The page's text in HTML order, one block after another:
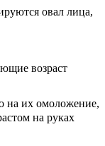
овал лица,
возраст
на их омоложение,
на руках